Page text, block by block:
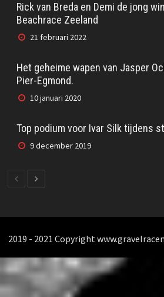
Rick van Breda en Demi de jong
Beachrace Zeeland
21 februari 2022
Het geheime wapen van Jasper
Pier-Egmond.
10 januari 2020
Top podium voor Ivar Silk tijdens
9 december 2019
2019 - 2021 Copyright